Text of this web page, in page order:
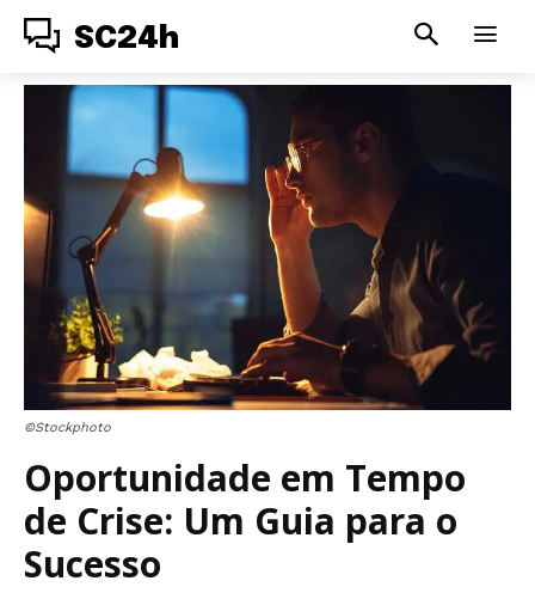
SC24h
©Stockphoto
Oportunidade em Tempo
de Crise: Um Guia para o
Sucesso